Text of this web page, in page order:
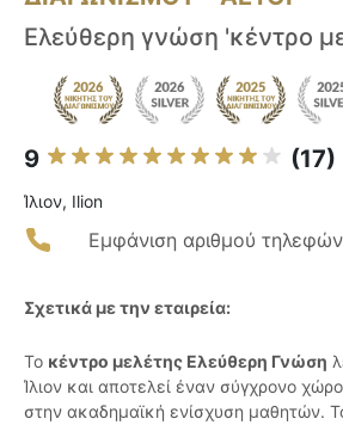
Ελεύθερη γνώση 'κέντρο
9 (17)
Ίλιον, Ilion
Εμφάνιση αριθμού
Σχετικά με την εταιρεία:
Το κέντρο μελέτης Ελεύθερη Γνώση
Ίλιον και αποτελεί έναν σύγχρονο
στην ακαδημαϊκή ενίσχυση μαθητών.